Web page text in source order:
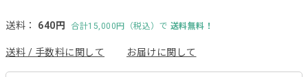
送料： 640円 合計15,000円（税込）で 送料無料！
送料 / 手数料に関して お届けに関して